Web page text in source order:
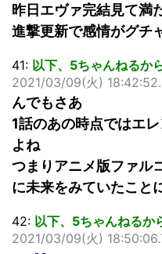
昨日エヴァ完結見て満
進撃更新で感情がグチ
41: 以下、5ちゃんねるか
2021/03/09(火)
んでもさあ
1話のあの時点ではエ
よね
つまりアニメ版ファル
に未来をみていたこと
42: 以下、5ちゃんねるか
2021/03/09(火)